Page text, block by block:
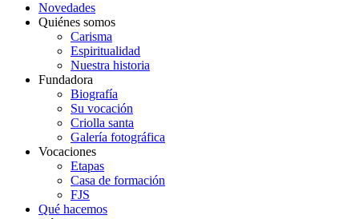
Novedades
Quiénes somos
Carisma
Espiritualidad
Nuestra historia
Fundadora
Biografía
Su vocación
Criolla santa
Galería fotográfica
Vocaciones
Etapas
Casa de formación
FJS
Qué hacemos